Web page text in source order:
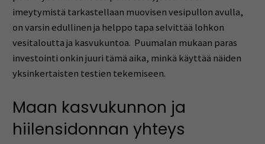
imeytymistä tarkastellaan muovisen vesipullon avulla,
on varsin edullinen ja helppo tapa selvittää lohkon
vesitaloutta ja kasvukuntoa. Puumalan mukaan paras
investointi onkin juuri tämä aika, minkä käyttää näiden
yksinkertaisten testien tekemiseen.
Maan kasvukunnon ja
hiilensidonnan yhteys